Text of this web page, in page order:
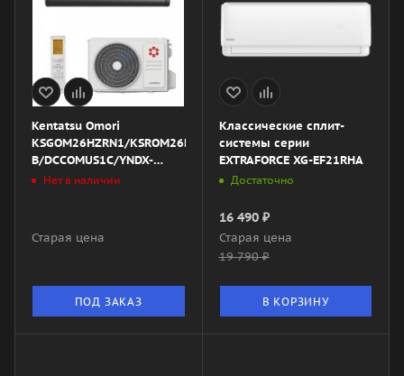
Kentatsu Omori
KSGOM26HZRN1/KSROM26HZRN1/DW22-
B/DCCOMUS1C/YNDX-
00020R
Нет в наличии
Старая цена
ПОД ЗАКАЗ
Классические сплит-
системы серии
EXTRAFORCE XG-EF21RHA
Достаточно
16 490₽
Старая цена
19 790₽
В КОРЗИНУ